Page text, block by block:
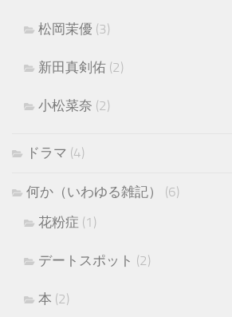
松岡茉優 (3)
新田真剣佑 (2)
小松菜奈 (2)
ドラマ (4)
何か（いわゆる雑記）
(6)
花粉症 (1)
デートスポット (2)
本 (2)